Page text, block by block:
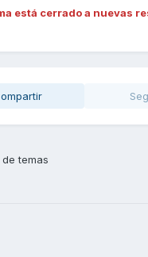
está cerrado a nuevas
temas